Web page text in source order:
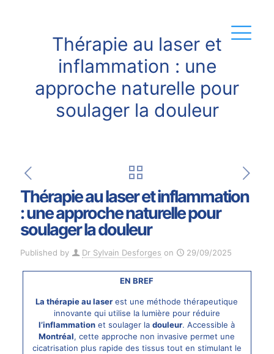
Thérapie au laser et
inflammation : une
approche naturelle pour
soulager la douleur
Thérapie au laser et inflammation
: une approche naturelle pour
soulager la douleur
Published by Dr Sylvain Desforges on 29/09/2025
EN BREF
La thérapie au laser est une méthode thérapeutique
innovante qui utilise la lumière pour réduire
l’inflammation et soulager ladouleur. Accessible à
Montréal, cette approche non invasive permet une
cicatrisation plus rapide des tissus tout en stimulant le